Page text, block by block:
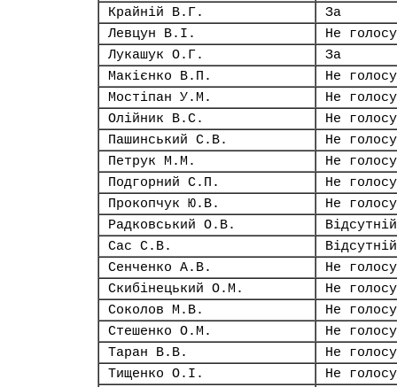
Крайній В.Г.
За
Левцун В.І.
Не
Лукашук О.Г.
За
Макієнко В.П.
Не
Мостіпан У.М.
Не
Олійник В.С.
Не
Пашинський С.В.
Не
Петрук М.М.
Не
Подгорний С.П.
Не
Прокопчук Ю.В.
Не
Радковський О.В.
Відсутній
Сас С.В.
Відсутній
Сенченко А.В.
Не
Скибінецький О.М.
Не
Соколов М.В.
Не
Стешенко О.М.
Не
Таран В.В.
Не
Тищенко О.І.
Не